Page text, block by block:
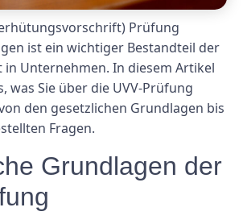
Prüfung
ist ein wichtiger Bestandteil der
Unternehmen. In diesem Artikel
was Sie über die UVV-Prüfung
den gesetzlichen Grundlagen bis
Fragen.
Grundlagen der